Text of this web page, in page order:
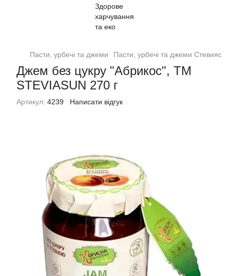
Пасти, урбечі та джеми Пасти, урбечі та джеми Стевиясан
Джем без цукру "Абрикос", ТМ
STEVIASUN 270 г
Артикул: 4239 Написати відгук